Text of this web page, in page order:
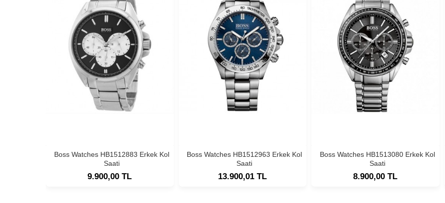
Boss Watches HB1512883 Erkek Kol
Saati
9.900,00 TL
Boss Watches HB1512963 Erkek Kol
Saati
13.900,01 TL
Boss Watches HB1513080 Erkek Kol
Saati
8.900,00 TL